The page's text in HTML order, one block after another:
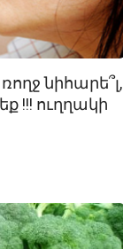
նիհարե՞լ,
!!! ուղղակի